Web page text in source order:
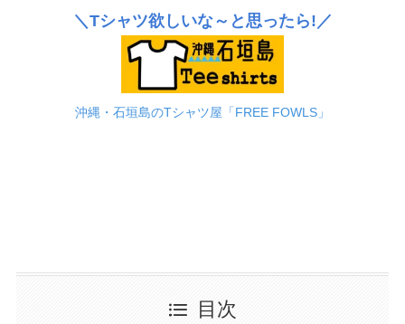
＼Tシャツ欲しいな～と思ったら!／
沖縄・石垣島のTシャツ屋「FREE FOWLS」
目次